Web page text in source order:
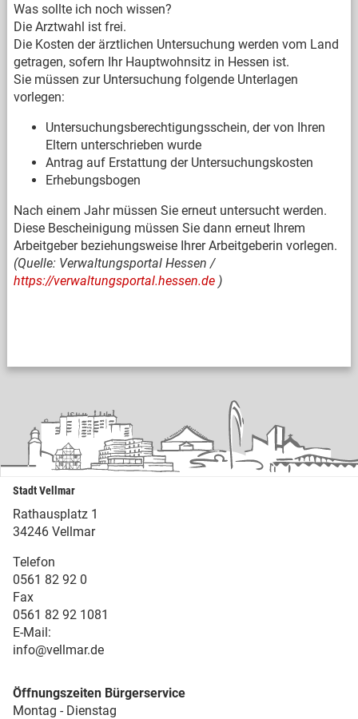
Was sollte ich noch wissen?
Die Arztwahl ist frei.
Die Kosten der ärztlichen Untersuchung werden vom Land
getragen, sofern Ihr Hauptwohnsitz in Hessen ist.
Sie müssen zur Untersuchung folgende Unterlagen
vorlegen:
Untersuchungsberechtigungsschein, der von Ihren
Eltern unterschrieben wurde
Antrag auf Erstattung der Untersuchungskosten
Erhebungsbogen
Nach einem Jahr müssen Sie erneut untersucht werden.
Diese Bescheinigung müssen Sie dann erneut Ihrem
Arbeitgeber beziehungsweise Ihrer Arbeitgeberin vorlegen.
(Quelle: Verwaltungsportal Hessen /
https://verwaltungsportal.hessen.de )
Stadt Vellmar
Rathausplatz 1
34246 Vellmar
Telefon
0561 82 92 0
Fax
0561 82 92 1081
E-Mail:
info@vellmar.de
Öffnungszeiten Bürgerservice
Montag - Dienstag